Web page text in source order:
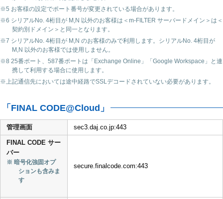
※5 お客様の設定でポート番号が変更されている場合があります。
※6 シリアルNo. 4桁目が M,N 以外のお客様は＜m-FILTER サーバードメイン＞は＜
契約別ドメイン＞と同一となります。
※7 シリアルNo. 4桁目が M,N のお客様のみで利用します。シリアルNo. 4桁目が
M,N 以外のお客様では使用しません。
※8 25番ポート、587番ポートは「Exchange Online」「Google Workspace」と連
携して利用する場合に使用します。
※上記通信先においては途中経路でSSLデコードされていない必要があります。
「FINAL CODE@Cloud」
管理画面 sec3.daj.co.jp:443
FINAL CODE サー
バー
※ 暗号化強固オプ
ションも含みま
す
secure.finalcode.com:443